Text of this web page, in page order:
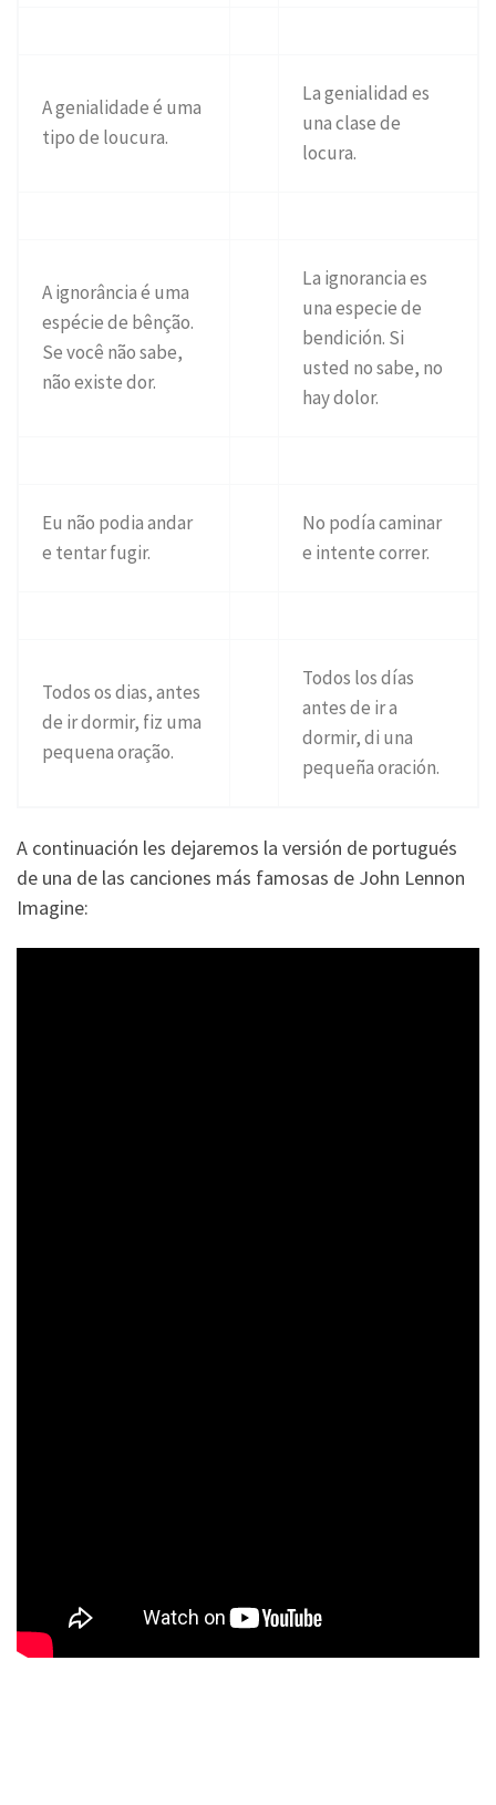
A genialidade é uma
tipo de loucura.
La genialidad es
una clase de
locura.
A ignorância é uma
espécie de bênção.
Se você não sabe,
não existe dor.
La ignorancia es
una especie de
bendición. Si
usted no sabe, no
hay dolor.
Eu não podia andar
e tentar fugir.
No podía caminar
e intente correr.
Todos os dias, antes
de ir dormir, fiz uma
pequena oração.
Todos los días
antes de ir a
dormir, di una
pequeña oración.
A continuación les dejaremos la versión de portugués
de una de las canciones más famosas de John Lennon
Imagine: